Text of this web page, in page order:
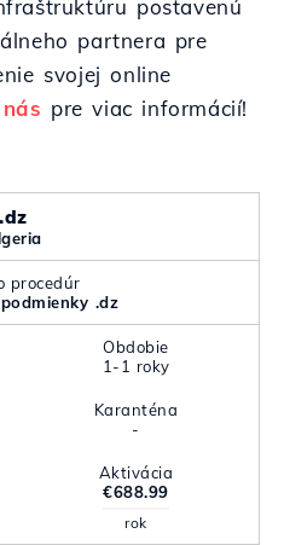
postavenú
partnera pre
svojej online
pre viac informácií!
.dz
procedúr
.dz
Obdobie
1-1 roky
Karanténa
-
Aktivácia
€688.99
rok